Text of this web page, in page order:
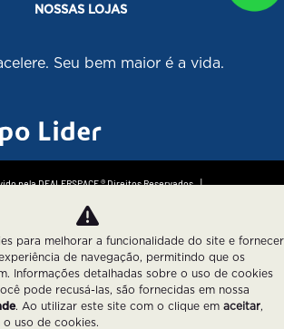
NOSSAS LOJAS
Seu bem maior é a vida.
pela DEALERSPACE ® Direitos Reservados.
de Privacidade
para melhorar a funcionalidade do site e fornecer
de navegação, permitindo que os
Informações detalhadas sobre o uso de cookies
pode recusá-las, são fornecidas em nossa
. Ao utilizar este site com o clique em aceitar,
uso de cookies.